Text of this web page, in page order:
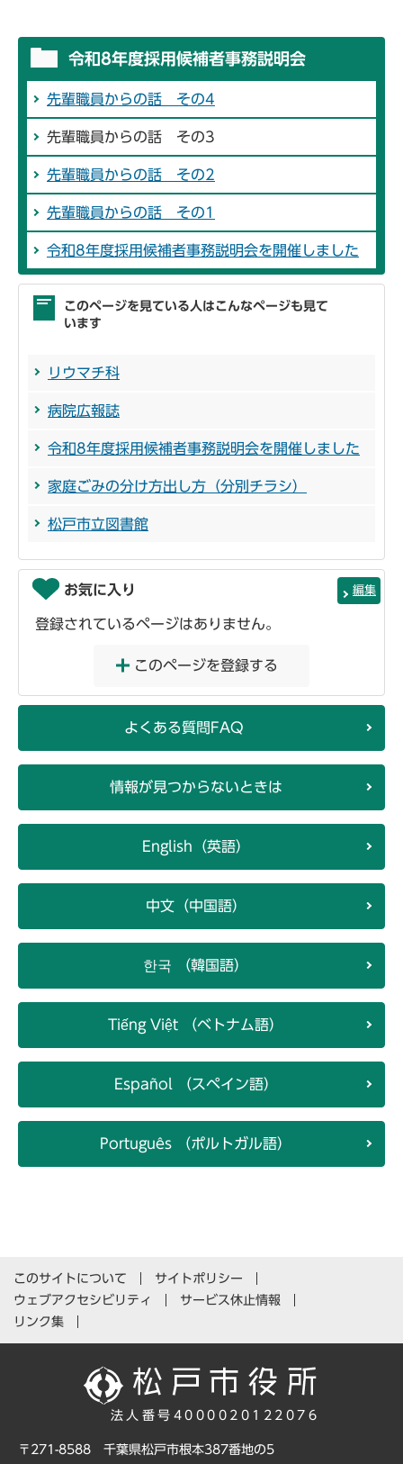
令和8年度採用候補者事務説明会
先輩職員からの話 その4
先輩職員からの話 その3
先輩職員からの話 その2
先輩職員からの話 その1
令和8年度採用候補者事務説明会を開催しました
このページを見ている人はこんなページも見て
います
リウマチ科
病院広報誌
令和8年度採用候補者事務説明会を開催しました
家庭ごみの分け方出し方（分別チラシ）
松戸市立図書館
お気に入り 編集
登録されているページはありません。
このページを登録する
よくある質問FAQ
情報が見つからないときは
English（英語）
中文（中国語）
한국 （韓国語）
Tiếng Việt （ベトナム語）
Español （スペイン語）
Português （ポルトガル語）
このサイトについて
サイトポリシー
ウェブアクセシビリティ
サービス休止情報
リンク集
法人番号4000020122076
〒271-8588 千葉県松戸市根本387番地の5